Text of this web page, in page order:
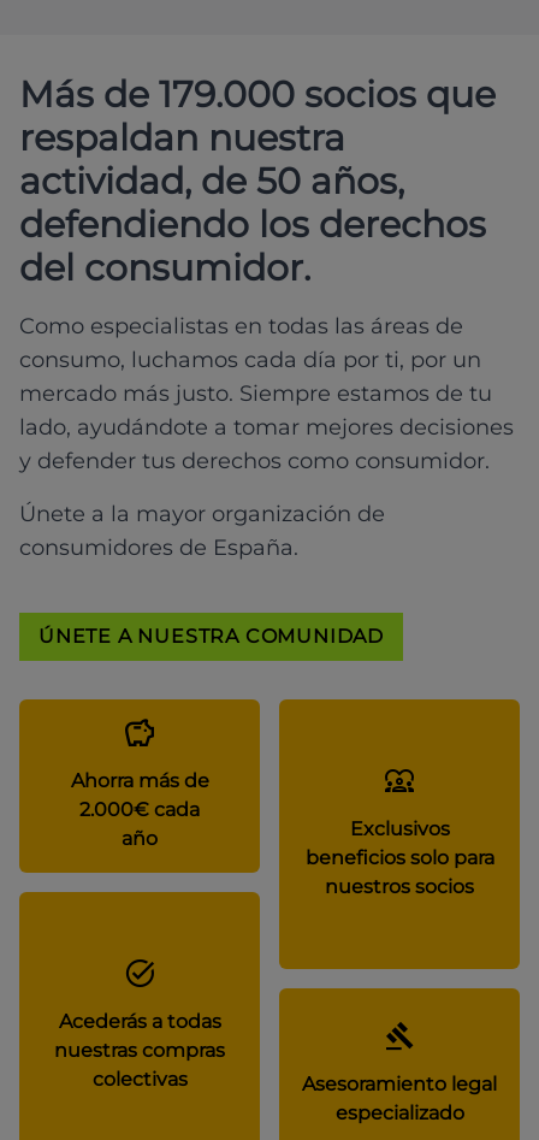
Más de 179.000 socios que
respaldan nuestra
actividad, de 50 años,
defendiendo los derechos
del consumidor.
Como especialistas en todas las áreas de
consumo, luchamos cada día por ti, por un
mercado más justo. Siempre estamos de tu
lado, ayudándote a tomar mejores decisiones
y defender tus derechos como consumidor.
Únete a la mayor organización de
consumidores de España.
ÚNETE A NUESTRA COMUNIDAD
Ahorra más de
2.000€ cada
año
Exclusivos
beneficios solo para
nuestros socios
Acederás a todas
nuestras compras
colectivas
Asesoramiento legal
especializado